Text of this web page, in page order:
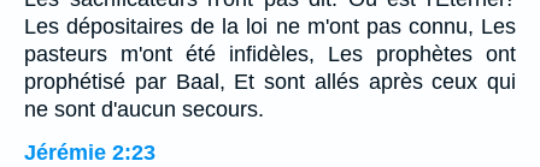
Les dépositaires de la loi ne m'ont pas connu, Les
pasteurs m'ont été infidèles, Les prophètes ont
prophétisé par Baal, Et sont allés après ceux qui
ne sont d'aucun secours.
Jérémie 2:23